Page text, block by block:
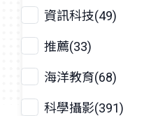
資訊科技(49)
推薦(33)
海洋教育(68)
科學攝影(391)